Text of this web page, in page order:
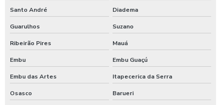
Fornecimento de refeições para empresas
Fornecimento de refeições prontas
Indústria de refeições
Kit café da manhã corporativo
Kit café da manhã individual para empresas
Santo André Diadema
Guarulhos Suzano
Ribeirão Pires Mauá
Embu Embu Guaçú
Embu das Artes Itapecerica da Serra
Osasco Barueri